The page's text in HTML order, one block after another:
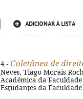
ADICIONAR À LISTA
4 - Coletânea de
Neves, Tiago Morais
Académica da
Estudantes da